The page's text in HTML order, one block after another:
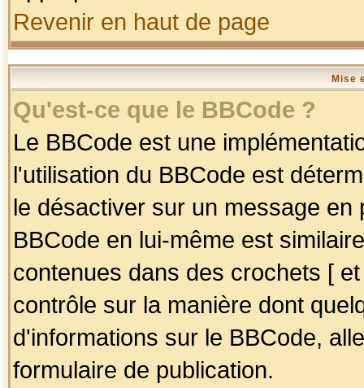
Revenir en haut de page
Mise
Qu'est-ce que le BBCode ?
Le BBCode est une
l'utilisation du BBCode est
le désactiver sur un message
BBCode en lui-même est
contenues dans des crochets [
contrôle sur la manière dont
d'informations sur le BBCode,
formulaire de publication.